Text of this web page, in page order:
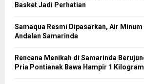
Basket Jadi Perhatian
Samaqua Resmi Dipasarkan, Air
Andalan Samarinda
Rencana Menikah di Samarinda
Pria Pontianak Bawa Hampir 1 Kilogram